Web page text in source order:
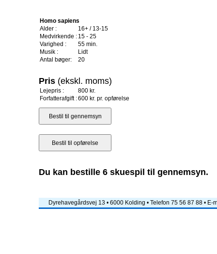
Homo sapiens
Alder :
16+ / 13-15
Medvirkende : 15 - 25
Varighed :
55 min.
Musik :
Lidt
Antal bøger:
20
Pris (ekskl. moms)
Lejepris :
800 kr.
Forfatterafgift :600 kr. pr. opførelse
Du kan bestille 6 skuespil til gennemsyn.
Dyrehavegårdsvej 13 • 6000 Kolding • Telefon 75 56 87 88 • E-